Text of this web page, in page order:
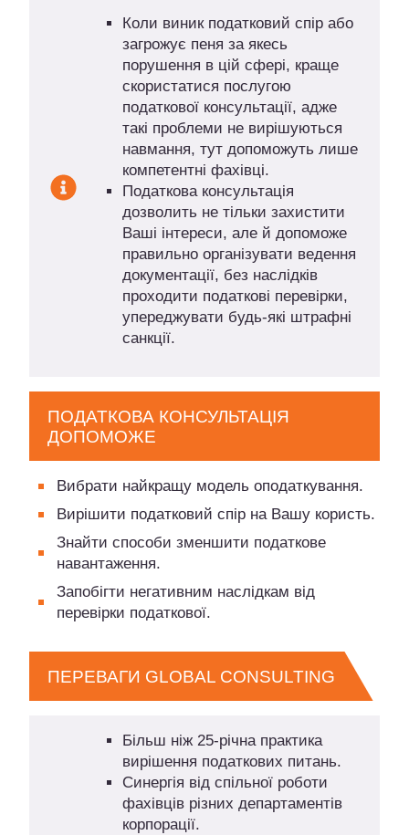
Коли виник податковий спір або
загрожує пеня за якесь
порушення в цій сфері, краще
скористатися послугою
податкової консультації, адже
такі проблеми не вирішуються
навмання, тут допоможуть лише
компетентні фахівці.
Податкова консультація
дозволить не тільки захистити
Ваші інтереси, але й допоможе
правильно організувати ведення
документації, без наслідків
проходити податкові перевірки,
упереджувати будь-які штрафні
санкції.
ПОДАТКОВА КОНСУЛЬТАЦІЯ
ДОПОМОЖЕ
Вибрати найкращу модель оподаткування.
Вирішити податковий спір на Вашу користь.
Знайти способи зменшити податкове
навантаження.
Запобігти негативним наслідкам від
перевірки податкової.
ПЕРЕВАГИ GLOBAL CONSULTING
Більш ніж 25-річна практика
вирішення податкових питань.
Синергія від спільної роботи
фахівців різних департаментів
корпорації.